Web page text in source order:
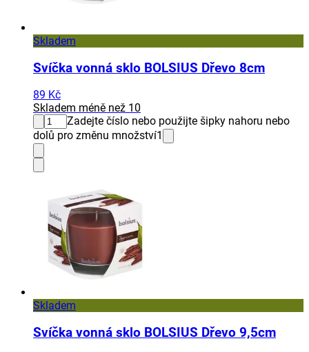
Skladem
Svíčka vonná sklo BOLSIUS Dřevo 8cm
89 Kč
Skladem méně než 10
Zadejte číslo nebo použijte šipky nahoru nebo
dolů pro změnu množství1
Skladem
Svíčka vonná sklo BOLSIUS Dřevo 9,5cm